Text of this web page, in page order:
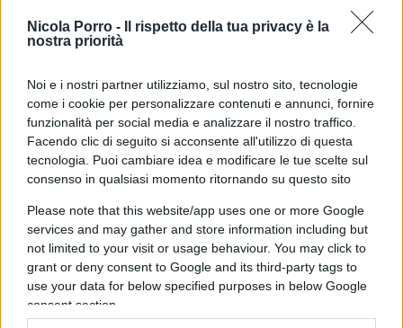
Nicola Porro -
Il rispetto della tua privacy è la
nostra priorità
Noi e i nostri partner utilizziamo, sul nostro sito, tecnologie
come i cookie per personalizzare contenuti e annunci, fornire
funzionalità per social media e analizzare il nostro traffico.
Facendo clic di seguito si acconsente all'utilizzo di questa
tecnologia. Puoi cambiare idea e modificare le tue scelte sul
consenso in qualsiasi momento ritornando su questo sito
Please note that this website/app uses one or more Google
services and may gather and store information including but
not limited to your visit or usage behaviour. You may click to
grant or deny consent to Google and its third-party tags to
use your data for below specified purposes in below Google
consent section.
“Middle East Eye” forniscono ulteriori dettagli
sull’attacco. Secondo loro, uno dei due
l’attacco è andato in scena uno scontro a
fuoco. Alcune fonti riferiscono che uno dei
due agenti coinvolti nell’incidente è ferito in
modo grave.
Saat 09.30 sıralarında İçişleri Bakanlığımız
Emniyet Genel Müdürlüğü giriş kapısı önüne
hafif ticari araçla gelen 2 terörist bombalı
saldırı eyleminde bulunmuştur.